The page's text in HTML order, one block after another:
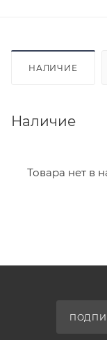
НАЛИЧИЕ
Наличие
Товара нет в